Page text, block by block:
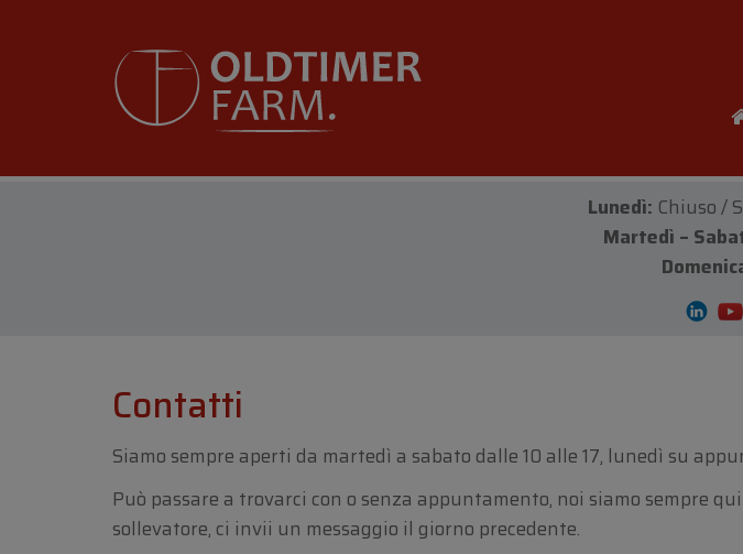
Lunedì: Chiuso /
Martedì –
Contatti
Siamo sempre aperti da martedì a sabato dalle 10 alle 17, lunedì su
Può passare a trovarci con o senza appuntamento, noi siamo sempre
sollevatore, ci invii un messaggio il giorno precedente.